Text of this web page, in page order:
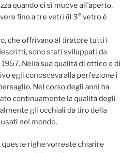
quando ci si muove all’aperto,
fino a tre vetri (il 3° vetro è
che offrivano al tiratore tutti i
sono stati sviluppati da
Nella sua qualità di ottico e di
egli conosceva alla perfezione i
Nel corso degli anni ha
continuamente la qualità degli
gli occhiali da tiro della
nel mondo.
queste righe vorreste chiarire